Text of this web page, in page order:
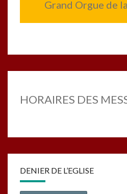
Grand Orgue de
HORAIRES DES
DENIER DE L’EGLISE